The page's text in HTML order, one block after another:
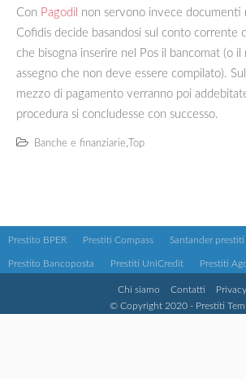
Con Pagodil non servono invece documenti
Cofidis decide basandosi sul conto corrente
che bisogna inserire nel Pos il bancomat (o il
assegno che non deve essere compilato).
mezzo di pagamento verranno poi
procedura si concludesse con successo.
Banche e finanziarie, Top
Prestito BPER Prestiti Compass Santander prestiti
Prestito Bancoposta Prestiti UniCredit Prestiti
Chi siamo Contatti
Privacy
© Copyright 2020 - Prestiti